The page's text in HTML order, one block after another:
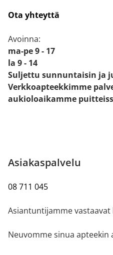
Ota yhteyttä
Avoinna:
ma-pe 9 - 17
la 9 - 14
Suljettu sunnuntaisin ja
Verkkoapteekkimme
aukioloaikamme
Asiakaspalvelu
08 711 045
Asiantuntijamme vastaavat
Neuvomme sinua